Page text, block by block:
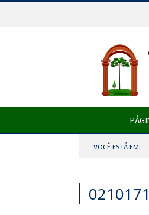
VOCÊ ESTÁ EM: